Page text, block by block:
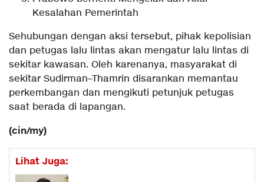
Kesalahan Pemerintah
Sehubungan dengan aksi tersebut, pihak kepolisian
dan petugas lalu lintas akan mengatur lalu lintas di
sekitar kawasan. Oleh karenanya, masyarakat di
sekitar Sudirman–Thamrin disarankan memantau
perkembangan dan mengikuti petunjuk petugas
saat berada di lapangan.
(cin/my)
Lihat Juga: